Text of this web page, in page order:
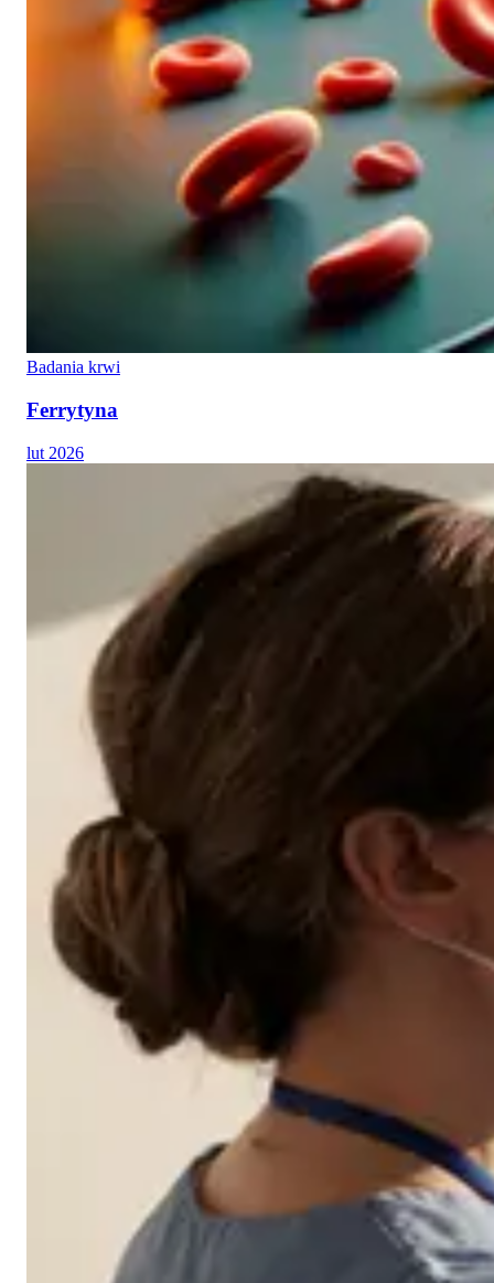
Badania krwi
Ferrytyna
lut 2026